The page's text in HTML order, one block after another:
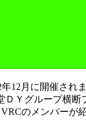
12月に開催さ
Ｙグループ横
のメンバーが